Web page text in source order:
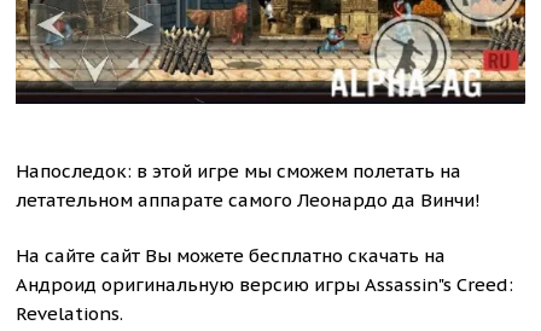
Напоследок: в этой игре мы сможем полетать на
летательном аппарате самого Леонардо да Винчи!
На сайте сайт Вы можете бесплатно скачать на
Андроид оригинальную версию игры Assassin"s Creed:
Revelations.